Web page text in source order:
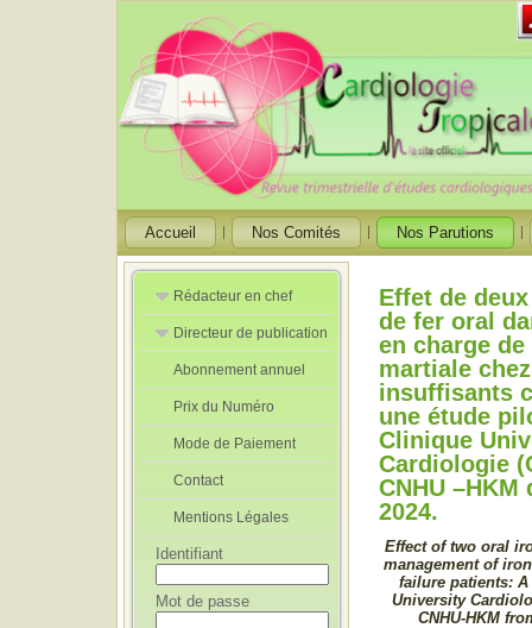
Accueil Nos Comités Nos Parutions
Rédacteur en chef
Rédacteurs en
Chef Adjoint
Directeur de publication
Directeur de
publication
adjoint
Abonnement annuel
Prix du Numéro
Mode de Paiement
Contact
Mentions Légales
Identifiant
Mot de passe
Effet de
de fer oral
en charge
martiale
insuffisants
une étude
Clinique
Cardiologie
CNHU –HKM
2024.
Effect of two oral
management of
failure patients:
University
CNHU-HKM